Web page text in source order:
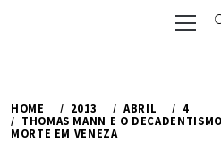
Primary
Menu
HOME 2013 ABRIL
4
THOMAS MANN E O
MORTE EM VENEZA